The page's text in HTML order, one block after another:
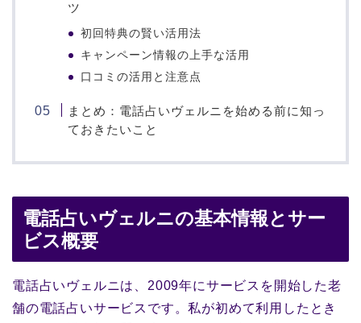
ツ
初回特典の賢い活用法
キャンペーン情報の上手な活用
口コミの活用と注意点
まとめ：電話占いヴェルニを始める前に知っ
ておきたいこと
電話占いヴェルニの基本情報とサー
ビス概要
電話占いヴェルニは、2009年にサービスを開始した老
舗の電話占いサービスです。私が初めて利用したとき